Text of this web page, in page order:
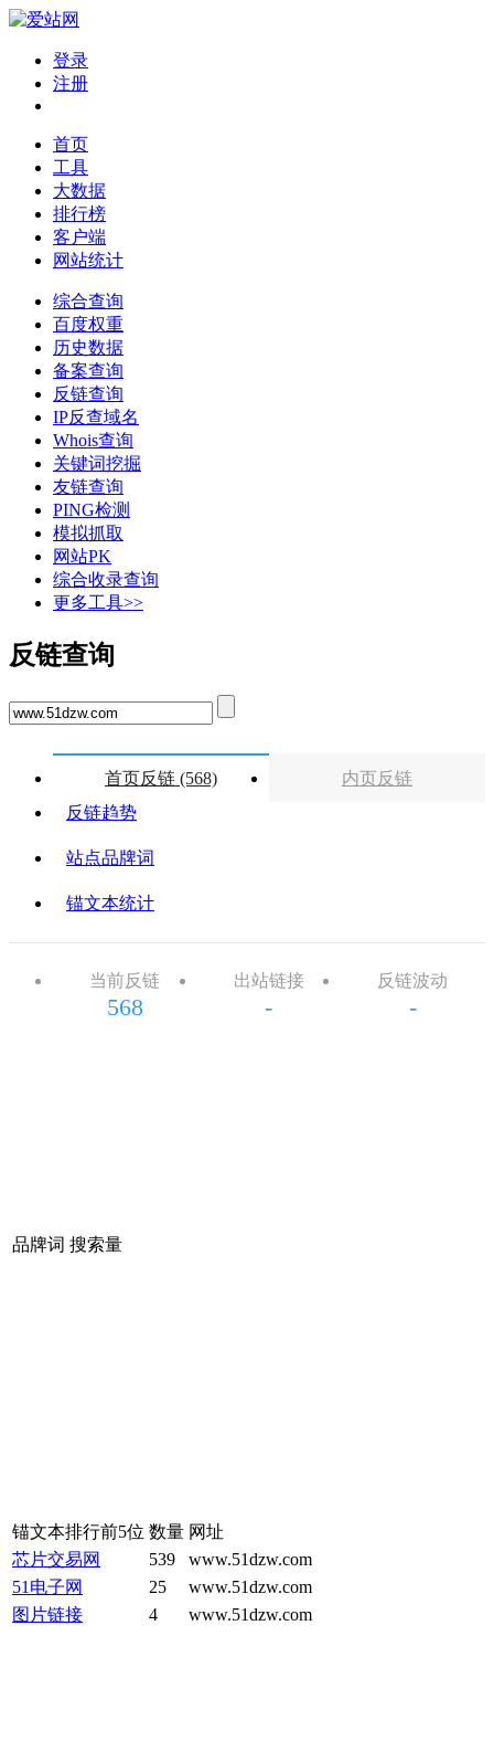
登录
注册
首页
工具
大数据
排行榜
客户端
网站统计
综合查询
百度权重
历史数据
备案查询
反链查询
IP反查域名
Whois查询
关键词挖掘
友链查询
PING检测
模拟抓取
网站PK
综合收录查询
更多工具>>
反链查询
首页反链 (568)
内页反链
反链趋势
站点品牌词
锚文本统计
当前反链
568
出站链接
-
反链波动
-
品牌词 搜索量
锚文本排行前5位 数量 网址
芯片交易网
539
www.51dzw.com
51电子网
25
www.51dzw.com
图片链接
4 www.51dzw.com